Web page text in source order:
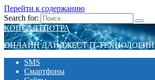
Перейти к содержанию
Search for:
КОНСАЛТПОТРА
ОНЛАЙН ДАЙДЖЕСТ IT-ТЕХНОЛОГИЙ
SMS
Смартфоны